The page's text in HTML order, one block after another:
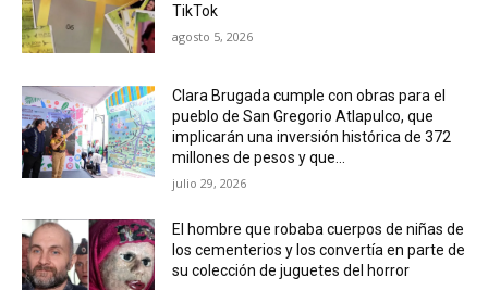
TikTok
agosto 5, 2026
Clara Brugada cumple con obras para el
pueblo de San Gregorio Atlapulco, que
implicarán una inversión histórica de 372
millones de pesos y que...
julio 29, 2026
El hombre que robaba cuerpos de niñas de
los cementerios y los convertía en parte de
su colección de juguetes del horror